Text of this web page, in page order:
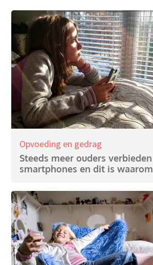
Opvoeding en gedrag
Steeds meer ouders verbieden
smartphones en dit is waarom